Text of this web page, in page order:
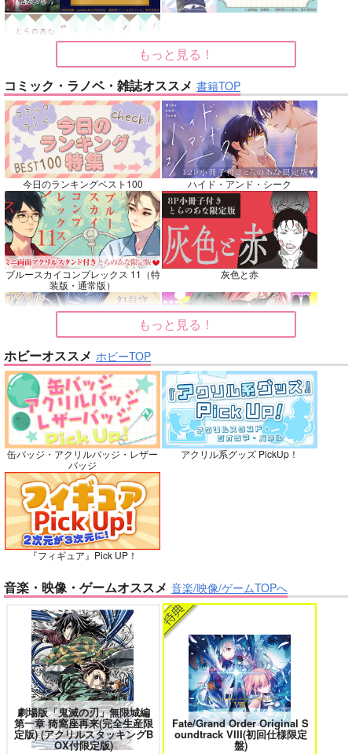
再販希望 カート カート
逆行フェルディナンド
の憂鬱５
こんぺい党
787円（税込）
本好きの下剋上
カート
No.8
はちたけとぼくたち
お豆腐本舗
専売 707
落第忍者乱太郎
鉢屋三郎×竹谷八左ヱ門
カート
カラセイLOG
Mikke
専売 499
その他
カラスバ×セイカ
再販希望
No.10
花降る頃まであとすこ
Rainy dot.
629円（税込）
鬼滅の刃
冨岡義勇×胡蝶しのぶ
サンプル
再販希望
もっと見る！
コミック・ラノベ・雑誌オススメ 書籍TOP
今日のランキングベスト100 ハイド・アンド・シーク
ブルースカイコンプレックス 11（特
装版・通常版）
灰色と赤
灯台守とかもめの子 3 ヤリチン☆ビッチ部 7
俺の可愛い弟は 2
バイトの宮川君は店長が好き 2
出来損ないのラブソング Riff 兎太と烏堂
花金ラブアクシデント! 絶対ど～しても楽していきたいっ!
もっと見る！
ホビーオススメ ホビーTOP
缶バッジ・アクリルバッジ・レザー
バッジ
アクリル系グッズ PickUp！
『フィギュア』Pick UP！
音楽・映像・ゲームオススメ 音楽/映像/ゲームTOPへ
劇場版「鬼滅の刃」無限城編
第一章 猗窩座再来(完全生産限
定版) (アクリルスタッキングB
OX付限定版)
Fate/Grand Order Original S
oundtrack VIII(初回仕様限定
盤)